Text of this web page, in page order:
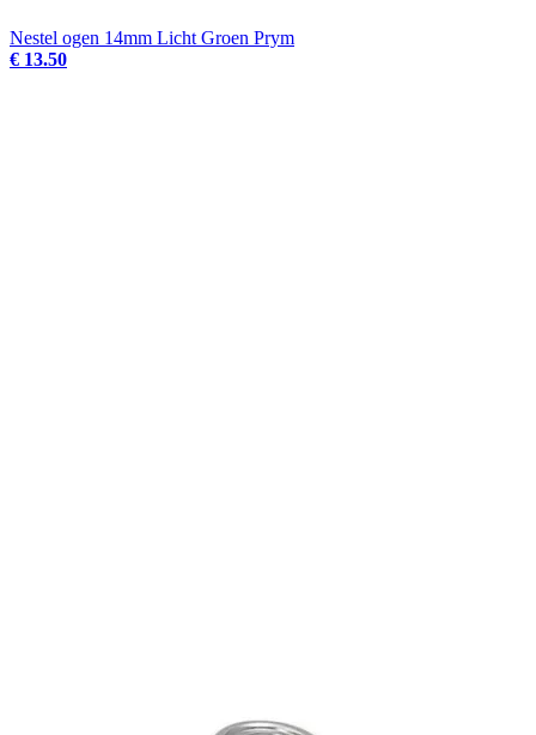
Nestel ogen 14mm Licht Groen Prym
€ 13.50